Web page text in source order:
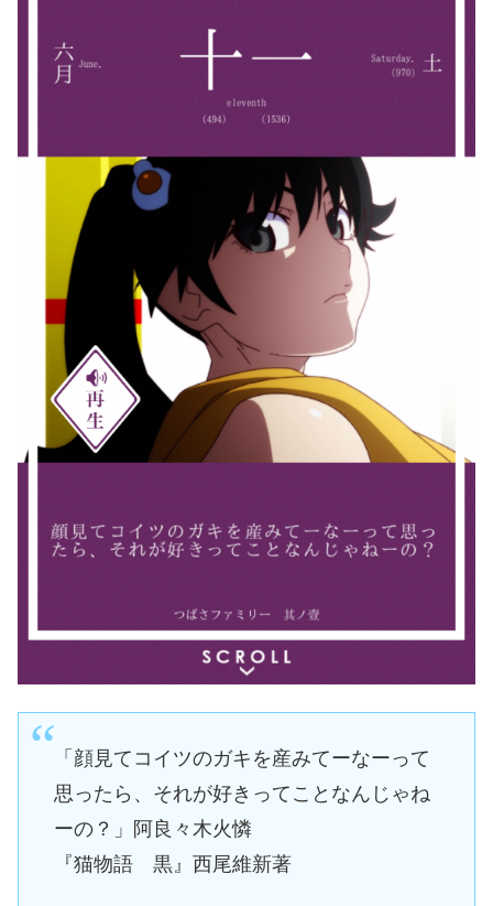
「顔見てコイツのガキを産みてーなーって
思ったら、それが好きってことなんじゃね
ーの？」阿良々木火憐
『猫物語 黒』西尾維新著